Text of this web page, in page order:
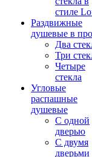
стиле
Раздвижные
душевые в
Два
Три
Четыре
стекла
Угловые
распашные
душевые
С одной
дверью
С двумя
дверьми